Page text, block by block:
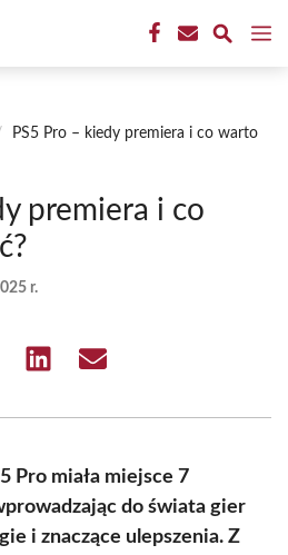
PS5 Pro – kiedy premiera i co warto
premiera i co
r.
Share Share
Pro miała miejsce 7
do świata gier
i znaczące ulepszenia. Z